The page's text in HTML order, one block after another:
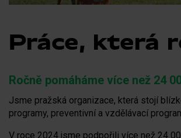
Práce, která
Ročně pomáháme více než 24
Jsme pražská organizace, která stojí
programy, preventivní a vzdělávací
V roce 2024 jsme podpořili více než 24